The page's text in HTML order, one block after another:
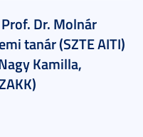
Dr. Molnár
tanár (SZTE AITI)
Kamilla,